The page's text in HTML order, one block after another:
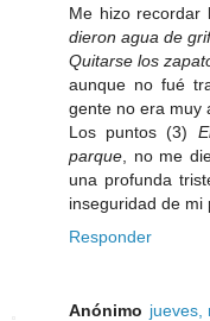
Me hizo recordar
dieron agua de
Quitarse los
aunque no fué
gente no era muy
Los puntos (3)
parque , no me
una profunda
inseguridad de mi
Responder
Anónimo jueves,